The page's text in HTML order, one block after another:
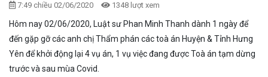
7:49 chiều 02/06/2020 1348 lượt xem
Hôm nay 02/06/2020, Luật sư Phan Minh Thanh dành 1 ngày để
đến gặp gỡ các anh chị Thẩm phán các toà án Huyện & Tỉnh Hưng
Yên để khởi động lại 4 vụ án, 1 vụ việc đang được Toà án tạm dừng
trước và sau mùa Covid.